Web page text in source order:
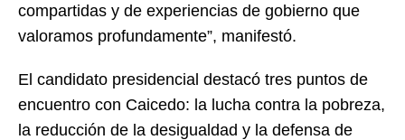
compartidas y de experiencias de gobierno que
valoramos profundamente”, manifestó.
El candidato presidencial destacó tres puntos de
encuentro con Caicedo: la lucha contra la pobreza,
la reducción de la desigualdad y la defensa de